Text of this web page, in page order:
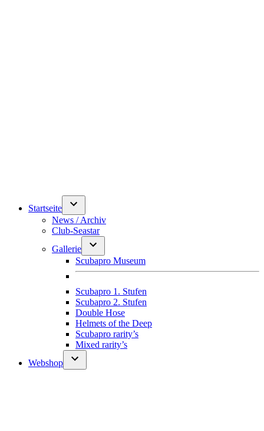
Startseite
News / Archiv
Club-Seastar
Gallerie
Scubapro Museum
Scubapro 1. Stufen
Scubapro 2. Stufen
Double Hose
Helmets of the Deep
Scubapro rarity’s
Mixed rarity’s
Webshop